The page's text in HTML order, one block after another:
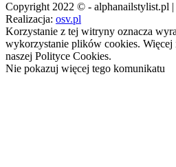
Copyright 2022 © - alphanailstylist.pl |
Realizacja: osv.pl
Korzystanie z tej witryny oznacza
wykorzystanie plików cookies. Więcej
naszej Polityce Cookies.
Nie pokazuj więcej tego komunikatu